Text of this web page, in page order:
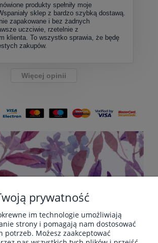
produkty spełniły moje
sklep z bardzo szybką dostawą.
zapakowane i bez żadnych
uczciwie, rzetelnie z
klienta. To wszystko sprawia, że będę
zakupów.
Więcej opinii
POMOC
prywatność
im technologie umożliwiają
strony i pomagają nam dostosować
potrzeb. Możesz zaakceptować